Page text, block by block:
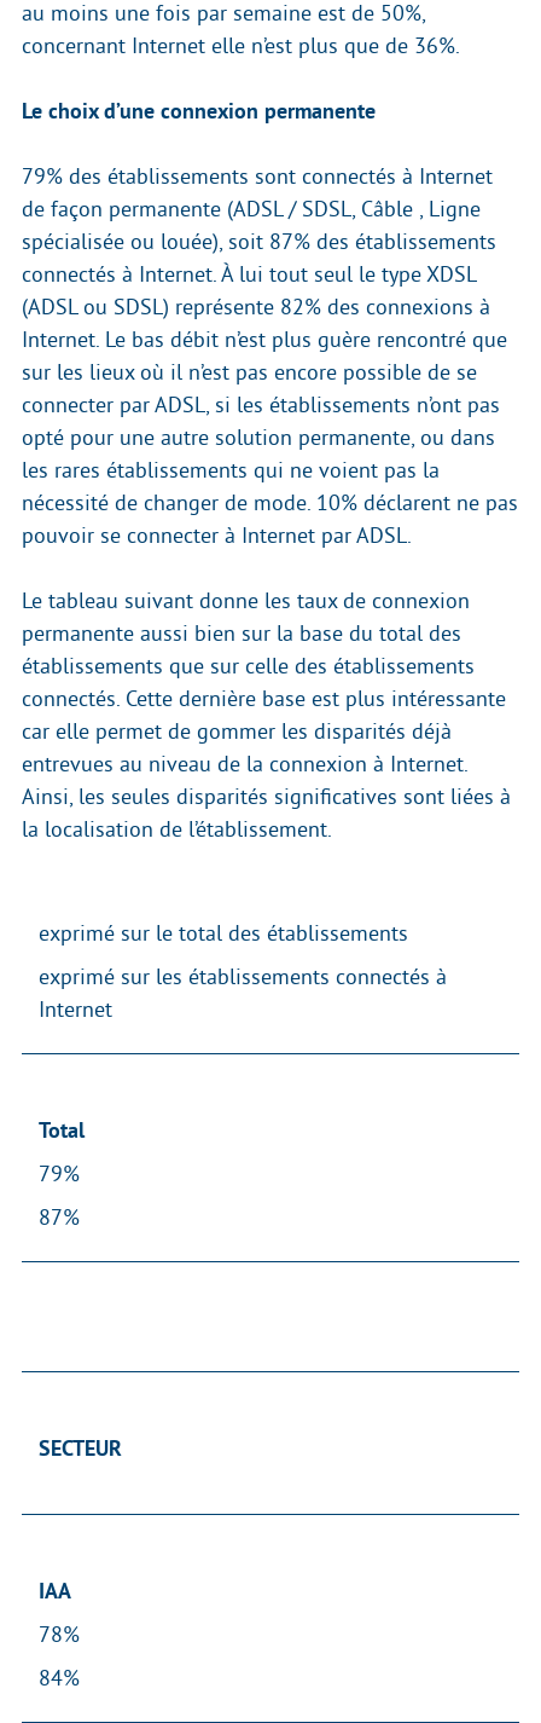
au moins une fois par semaine est de 50%,
concernant Internet elle n’est plus que de 36%.
Le choix d’une connexion permanente
79% des établissements sont connectés à Internet
de façon permanente (ADSL / SDSL, Câble , Ligne
spécialisée ou louée), soit 87% des établissements
connectés à Internet. À lui tout seul le type XDSL
(ADSL ou SDSL) représente 82% des connexions à
Internet. Le bas débit n’est plus guère rencontré que
sur les lieux où il n’est pas encore possible de se
connecter par ADSL, si les établissements n’ont pas
opté pour une autre solution permanente, ou dans
les rares établissements qui ne voient pas la
nécessité de changer de mode. 10% déclarent ne pas
pouvoir se connecter à Internet par ADSL.
Le tableau suivant donne les taux de connexion
permanente aussi bien sur la base du total des
établissements que sur celle des établissements
connectés. Cette dernière base est plus intéressante
car elle permet de gommer les disparités déjà
entrevues au niveau de la connexion à Internet.
Ainsi, les seules disparités significatives sont liées à
la localisation de l’établissement.
exprimé sur le total des établissements
exprimé sur les établissements connectés à
Internet
Total
79%
87%
SECTEUR
IAA
78%
84%